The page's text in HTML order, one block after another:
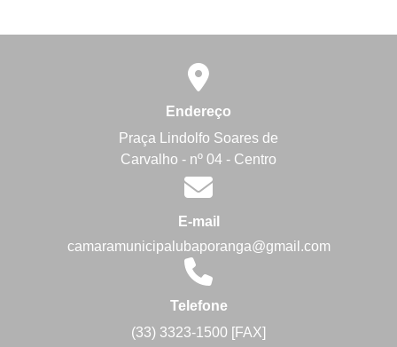
Endereço
Praça Lindolfo Soares de
Carvalho - nº 04 - Centro
E-mail
camaramunicipalubaporanga@gmail.com
Telefone
(33) 3323-1500 [FAX]